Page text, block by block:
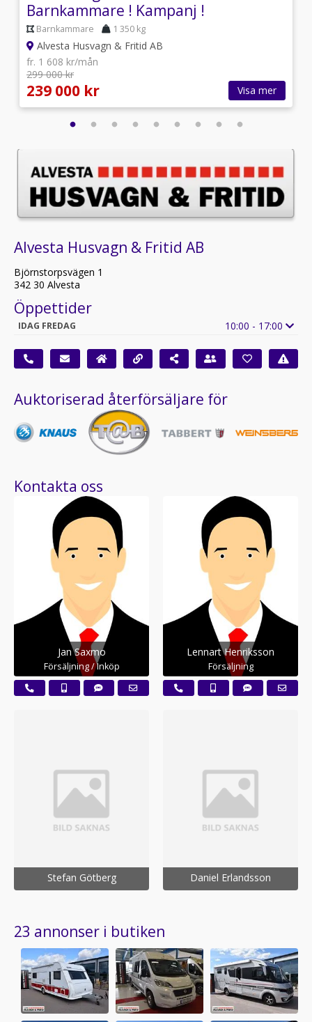
Barnkammare ! Kampanj !
Barnkammare 1 350 kg
Alvesta Husvagn & Fritid AB
fr. 1 608 kr/mån
299 000 kr
239 000 kr Visa mer
Alvesta Husvagn & Fritid AB
Björnstorpsvägen 1
342 30 Alvesta
Öppettider
IDAG FREDAG 10:00 - 17:00
Auktoriserad återförsäljare för
Kontakta oss
Jan Saxmo
Försäljning / Inköp
Lennart Henriksson
Försäljning
Stefan Götberg Daniel Erlandsson
23 annonser i butiken